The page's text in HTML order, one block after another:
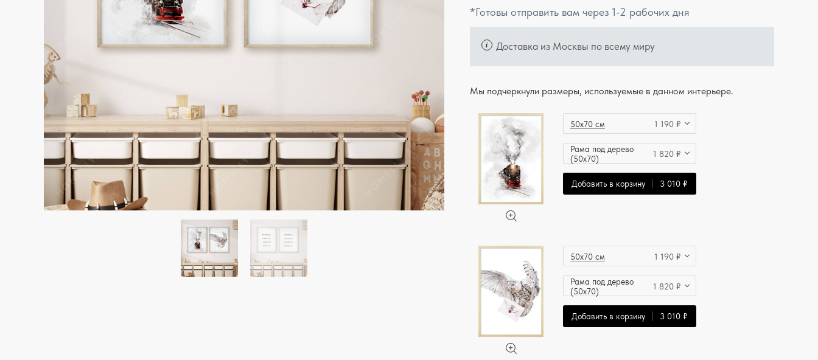
*Готовы отправить вам через 1-2 рабочих дня
Доставка из Москвы по всему миру
Мы подчеркнули размеры, используемые в данном интерьере.
50x70 см 1 190 ₽
Рама под дерево
(50x70)
1 820 ₽
Добавить в корзину 3 010 ₽
50x70 см 1 190 ₽
Рама под дерево
(50x70)
1 820 ₽
Добавить в корзину 3 010 ₽